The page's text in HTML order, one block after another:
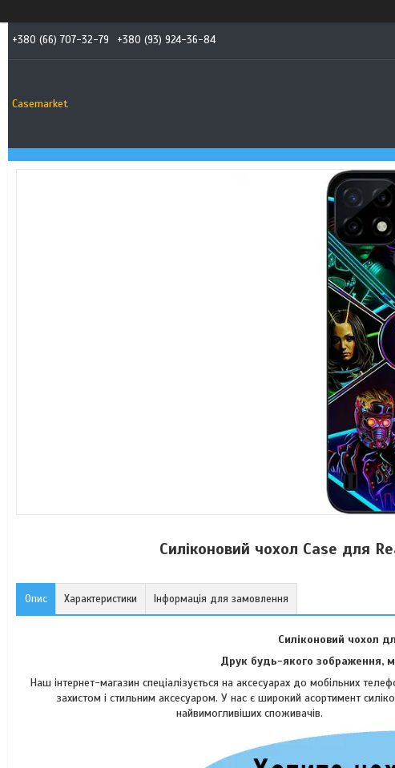
+380 (66) 707-32-79 +380 (93) 924-36-84
Casemarket
Силіконовий чохол Case для
Опис Характеристики Інформація для замовлення
Силіконовий чохол
Друк будь-якого зображення,
Наш інтернет-магазин спеціалізується на аксесуарах до мобільних
захистом і стильним аксесуаром. У нас є широкий асортимент